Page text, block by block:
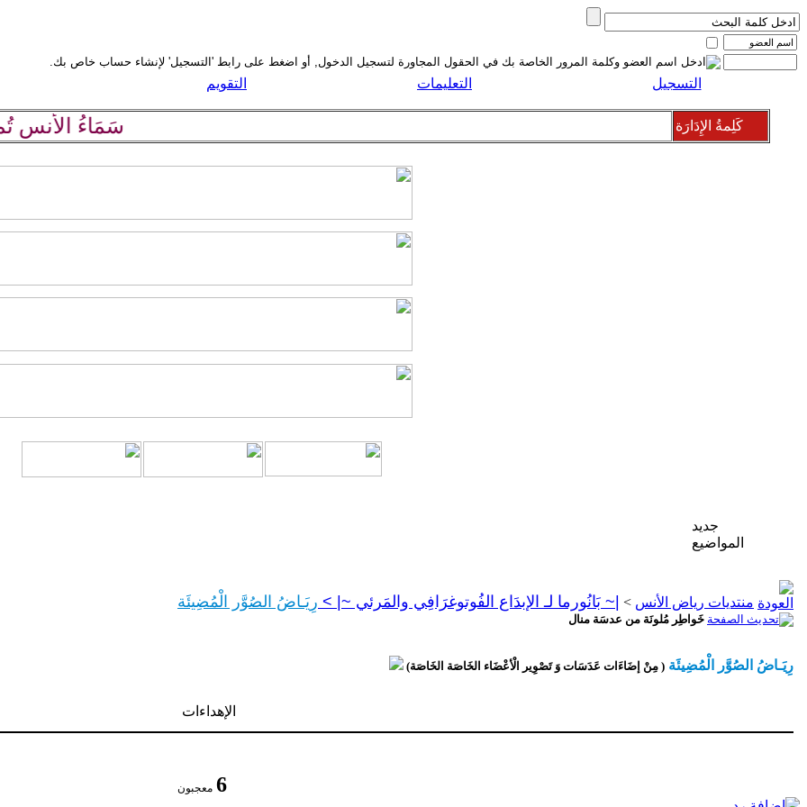
التسجيل التعليمات التقويم
سَمَاءُ الأُنسِ تُمطِر كَلِمةُ الإِدَارَة
جديد
المواضيع
منتديات رياض الأنس > |~ بَانُورما لـ الإبدَاع الفُوتوغرَافِي والمَرئي ~| > رِيَـاضُ الصُوَّر الْمُضِيئَة
خَواطِر مُلونَة من عدسَة منال
رِيَـاضُ الصُوَّر الْمُضِيئَة ( مِنْ إضَاءَات عَدَسَات وَ تَصْوِير الْأعْضَاء الخَاصَة الخَاصَة)
الإهداءات
6 معجبون